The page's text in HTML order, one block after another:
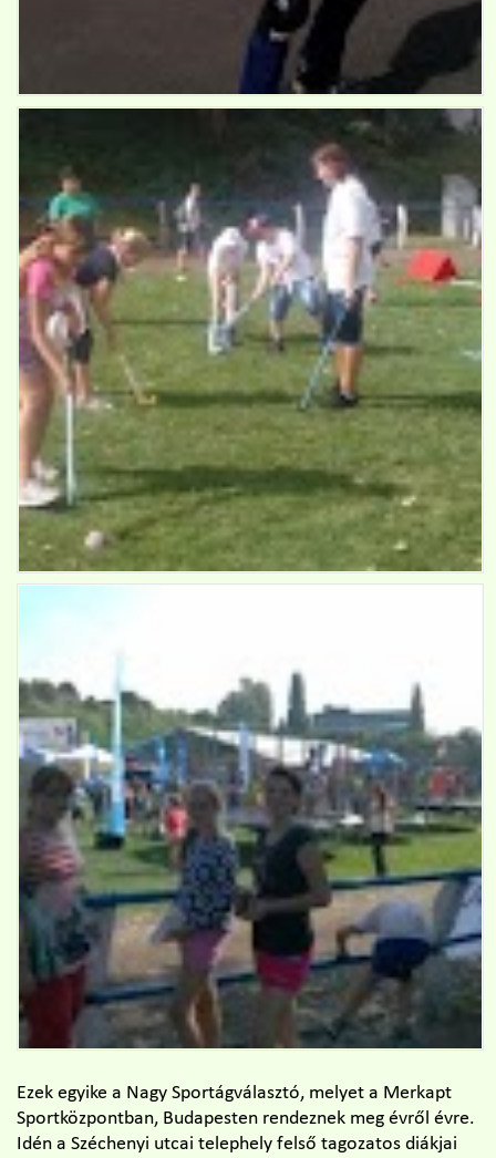
Ezek egyike a Nagy Sportágválasztó, melyet a Merkapt
Sportközpontban, Budapesten rendeznek meg évről évre.
Idén a Széchenyi utcai telephely felső tagozatos diákjai